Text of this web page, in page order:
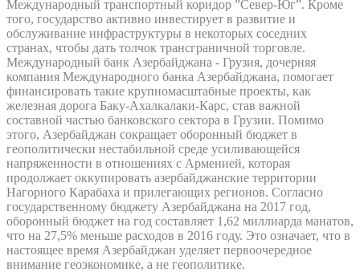
Международный транспортный коридор ”Север-Юг”. Кроме
того, государство активно инвестирует в развитие и
обслуживание инфраструктуры в некоторых соседних
странах, чтобы дать толчок трансграничной торговле.
Международный банк Азербайджана - Грузия, дочерняя
компания Международного банка Азербайджана, помогает
финансировать такие крупномасштабные проекты, как
железная дорога Баку-Ахалкалаки-Карс, став важной
составной частью банковского сектора в Грузии. Помимо
этого, Азербайджан сокращает оборонный бюджет в
геополитически нестабильной среде усиливающейся
напряженности в отношениях с Арменией, которая
продолжает оккупировать азербайджанские территории
Нагорного Карабаха и прилегающих регионов. Согласно
государственному бюджету Азербайджана на 2017 год,
оборонный бюджет на год составляет 1,62 миллиарда манатов,
что на 27,5% меньше расходов в 2016 году. Это означает, что в
настоящее время Азербайджан уделяет первоочередное
внимание геоэкономике, а не геополитике.